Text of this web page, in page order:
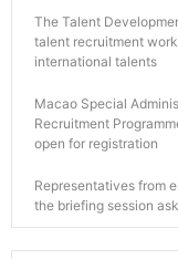
The Talent
talent recruitment
international talents
Macao Special
Recruitment
open for registration
Representatives from
the briefing session